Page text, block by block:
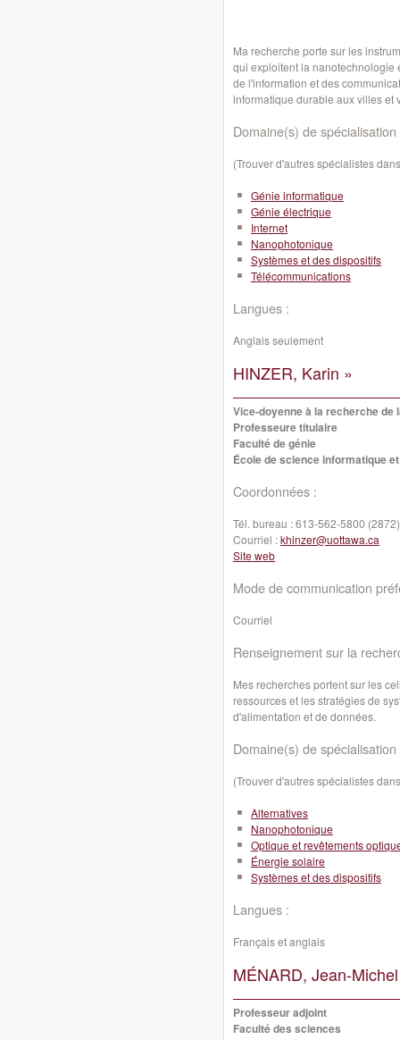
Ma recherche porte sur les
qui exploitent la nanotechnologie
de l'information et des
informatique durable aux villes
Domaine(s) de spécialisation
(Trouver d'autres spécialistes
Génie informatique
Génie électrique
Internet
Nanophotonique
Systèmes et des dispositifs
Télécommunications
Langues :
Anglais seulement
HINZER, Karin »
Vice-doyenne à la recherche de
Professeure titulaire
Faculté de génie
École de science informatique
Coordonnées :
Tél. bureau :613-562-5800 (2872)
Courriel :khinzer@uottawa.ca
Site web
Mode de communication
Courriel
Renseignement sur la
Mes recherches portent sur les
ressources et les stratégies de
d'alimentation et de données.
Domaine(s) de spécialisation
(Trouver d'autres spécialistes
Alternatives
Nanophotonique
Optique et revêtements
Énergie solaire
Systèmes et des dispositifs
Langues :
Français et anglais
MÉNARD, Jean-
Professeur adjoint
Faculté des sciences